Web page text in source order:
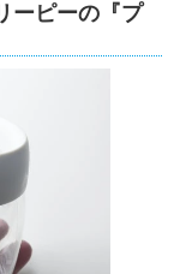
ーピーの『プ